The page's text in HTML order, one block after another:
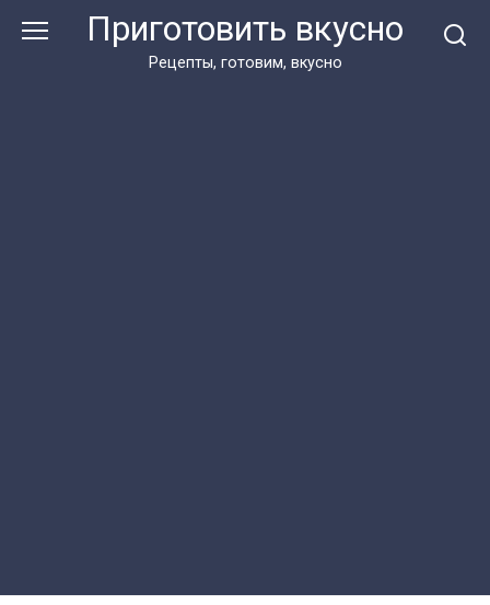
Приготовить вкусно
Рецепты, готовим, вкусно